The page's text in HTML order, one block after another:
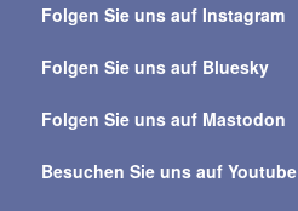
alle
Folgen Sie uns auf Instagram
Folgen Sie uns auf Bluesky
Folgen Sie uns auf Mastodon
Besuchen Sie uns auf Youtube